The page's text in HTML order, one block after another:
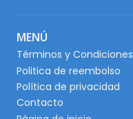
MENÚ
Términos y Condiciones
Politica de reembolso
Política de privacidad
Contacto